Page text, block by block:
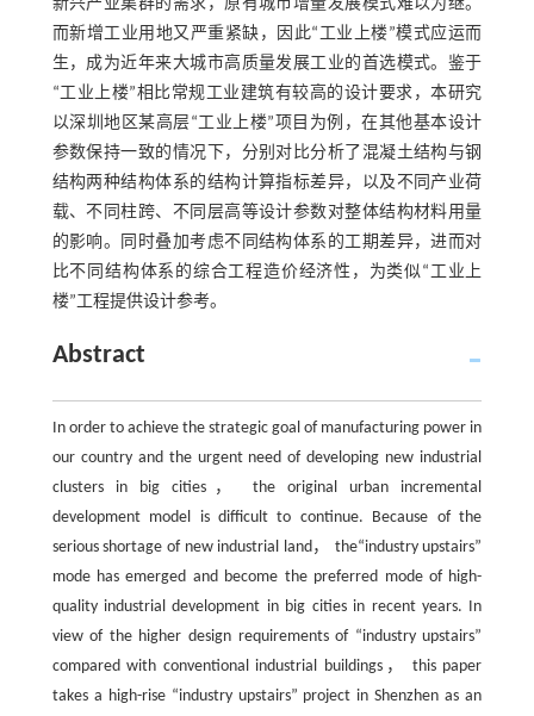
新兴产业集群的需求，原有城市增量发展模式难以为继。
而新增工业用地又严重紧缺，因此“工业上楼”模式应运而
生，成为近年来大城市高质量发展工业的首选模式。鉴于
“工业上楼”相比常规工业建筑有较高的设计要求，本研究
以深圳地区某高层“工业上楼”项目为例，在其他基本设计
参数保持一致的情况下，分别对比分析了混凝土结构与钢
结构两种结构体系的结构计算指标差异，以及不同产业荷
载、不同柱跨、不同层高等设计参数对整体结构材料用量
的影响。同时叠加考虑不同结构体系的工期差异，进而对
比不同结构体系的综合工程造价经济性，为类似“工业上
楼”工程提供设计参考。
Abstract
In order to achieve the strategic goal of manufacturing power in
our country and the urgent need of developing new industrial
clusters in big cities， the original urban incremental
development model is difficult to continue. Because of the
serious shortage of new industrial land， the“industry upstairs”
mode has emerged and become the preferred mode of high-
quality industrial development in big cities in recent years. In
view of the higher design requirements of “industry upstairs”
compared with conventional industrial buildings， this paper
takes a high-rise “industry upstairs” project in Shenzhen as an